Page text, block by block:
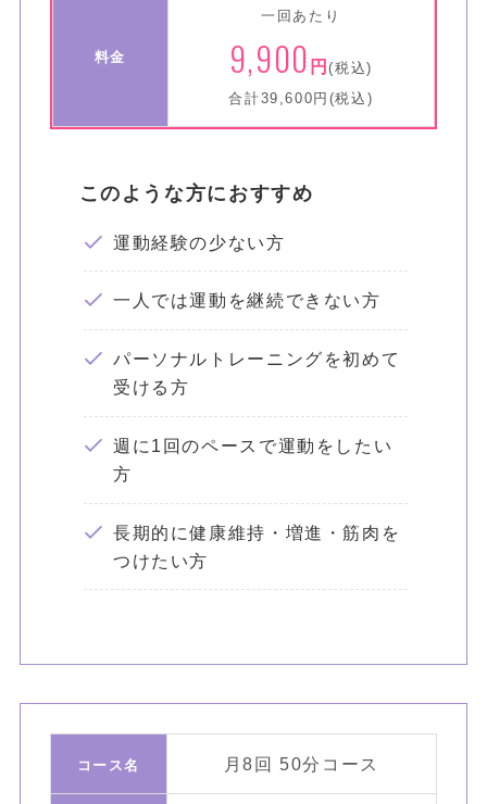
料金
一回あたり
9,900 円(税込)
合計39,600円(税込)
このような方におすすめ
運動経験の少ない方
一人では運動を継続できない方
パーソナルトレーニングを初めて
受ける方
週に1回のペースで運動をしたい
方
長期的に健康維持・増進・筋肉を
つけたい方
コース名 月8回 50分コース